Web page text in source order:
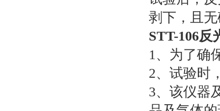
剥下，且
STT-106反
1、为了确
2、试验时
3、该仪器